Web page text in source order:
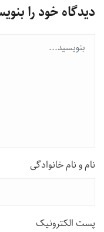
دیدگاه خود را
نام و نام خانوادگی
پست الکترونیک